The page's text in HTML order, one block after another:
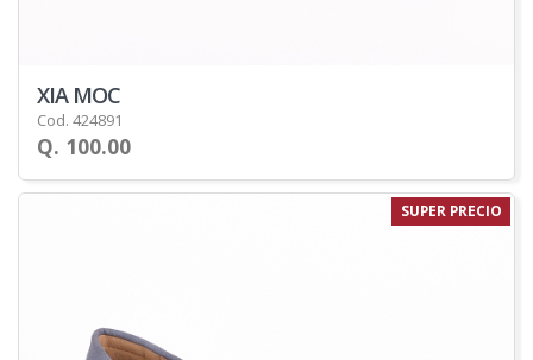
XIA MOC
Cod. 424891
Q. 100.00
SUPER PRECIO